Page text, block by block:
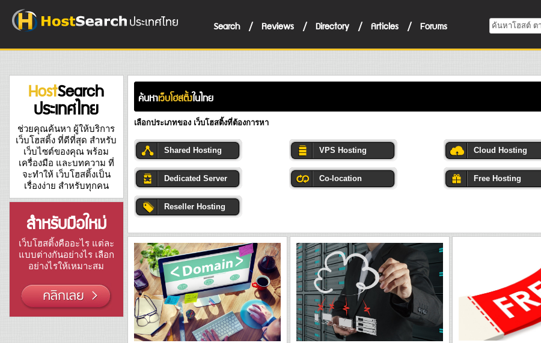
Search / Reviews / Directory / Articles / Forums
HostSearch
ประเทศไทย
ช่วยคุณค้นหา ผู้ให้บริการ
เว็บโฮสติ้ง ที่ดีที่สุด สำหรับ
เว็บไซต์ของคุณ พร้อม
เครื่องมือ และบทความ ที่
จะทำให้ เว็บโฮสติ้งเป็น
เรื่องง่าย สำหรับทุกคน
สำหรับมือใหม่
เว็บโฮสติ้งคืออะไร แต่ละ
แบบต่างกันอย่างไร เลือก
อย่างไรให้เหมาะสม
ค้นหาเว็บโฮสติ้งในไทย
เลือกประเภทของ เว็บโฮสติ้งที่ต้องการหา
Shared Hosting VPS Hosting Cloud Hosting
Dedicated Server Co-location Free Hosting
Reseller Hosting